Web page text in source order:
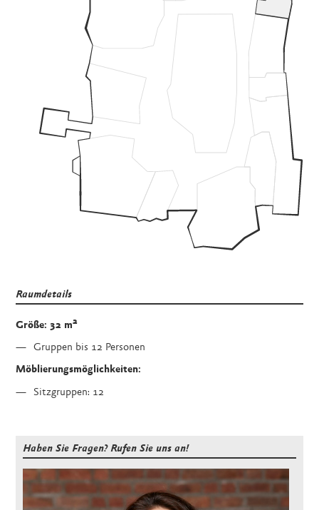
Raumdetails
Größe: 32 m2
Gruppen bis 12 Personen
Möblierungsmöglichkeiten:
Sitzgruppen: 12
Haben Sie Fragen? Rufen Sie uns an!